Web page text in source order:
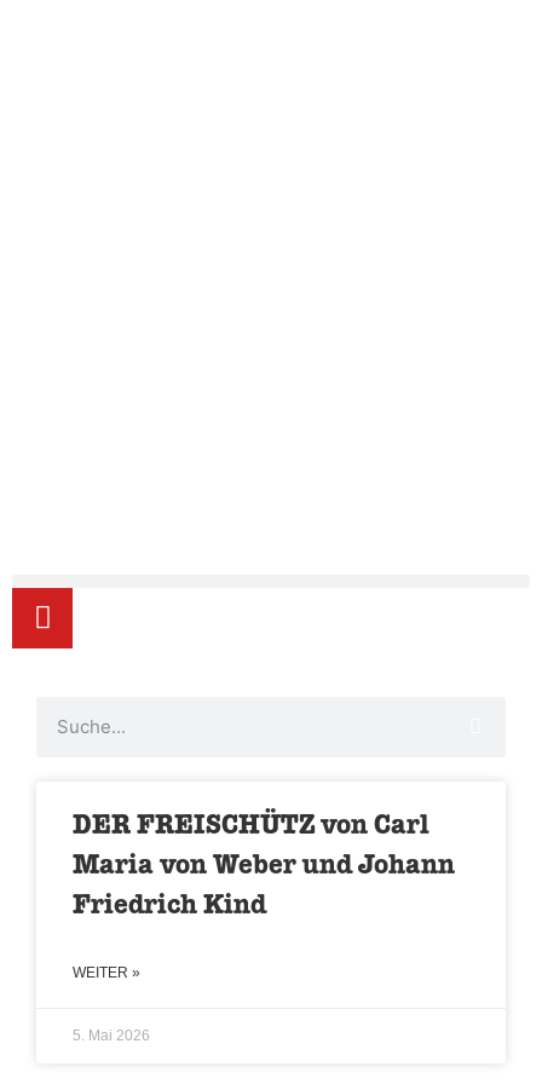
DER FREISCHÜTZ von Carl
Maria von Weber und Johann
Friedrich Kind
WEITER »
5. Mai 2026